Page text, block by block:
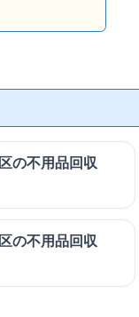
の不用品回収
の不用品回収